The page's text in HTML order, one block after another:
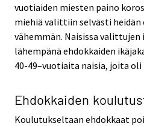
vuotiaiden miesten paino
miehiä valittiin selvästi heidän
vähemmän. Naisissa valittujen
lähempänä ehdokkaiden
40-49–vuotiaita naisia, joita
Ehdokkaiden
Koulutukseltaan ehdokkaat